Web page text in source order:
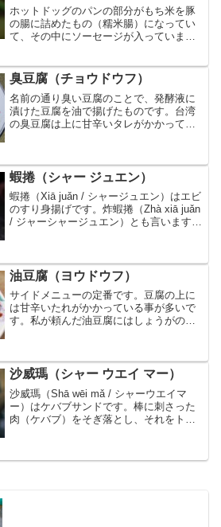
ホットドッグのパンの部分がもち米を豚
の腸に詰めたもの（糯米腸）になってい
て、その中にソーセージが入っていま
ソーセージのプリっとした感触が組み合
わさって、不思議な食感を味...
臭豆腐（チョウドウフ）
名前の通り臭い豆腐のことで、発酵液に
漬けた豆腐を油で揚げたものです。台湾
の臭豆腐は上に甘辛いタレがかかってお
屋台でよく売っていると思...
蝦捲（シャー ジュエン）
蝦捲（Xiā juǎn / シャージュエン）はエビ
のすり身揚げです。炸蝦捲（Zhà xiā juǎn
/ ジャーシャージュエン）とも言います。
さつま揚げに近いですが、外側はカリカ
リです。
油豆腐（ヨウドウフ）
サイドメニューの定番です。豆腐の上に
は甘辛いたれがかかっている事が多いで
す。私が頼んだ油豆腐にはしょうがの千
人も食べやすい料理だと思います。ま
た、お店によっては辣椒醤（...
沙威瑪（シャー ウエイ マー）
沙威瑪（Shā wēi mǎ / シャーウエイマ
ー）はケバブサンドです。棒に刺さった
肉（ケバブ）をそぎ落とし、それをトマ